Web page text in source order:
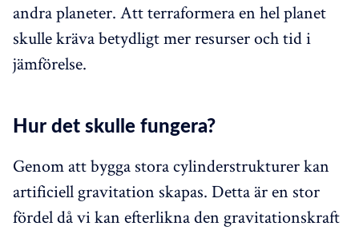
andra planeter. Att terraformera en hel planet
skulle kräva betydligt mer resurser och tid i
jämförelse.
Hur det skulle fungera?
Genom att bygga stora cylinderstrukturer kan
artificiell gravitation skapas. Detta är en stor
fördel då vi kan efterlikna den gravitationskraft